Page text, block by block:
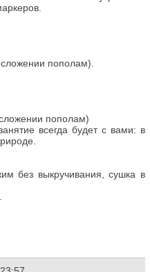
пополам).
пополам)
всегда будет с вами: в
без выкручивания, сушка в